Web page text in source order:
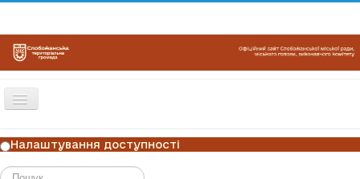
Перемикач
ГОЛОВНА
НОВИНИ
Налаштування доступності